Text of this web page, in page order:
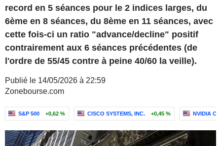
record en 5 séances pour le 2 indices larges, du
6ème en 8 séances, du 8ème en 11 séances, avec
cette fois-ci un ratio "advance/decline" positif
contrairement aux 6 séances précédentes (de
l'ordre de 55/45 contre à peine 40/60 la veille).
Publié le 14/05/2026 à 22:59
Zonebourse.com
S&P 500 +0,62 % CISCO SYSTEMS, INC. +0,45 % NVIDIA